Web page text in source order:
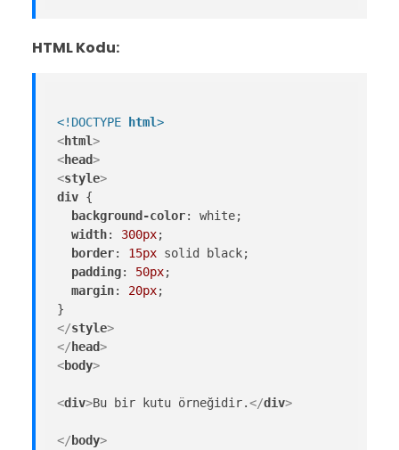
HTML Kodu:
<!DOCTYPE html>
<html>
<head>
<style>
div {
background-color: white;
width: 300px;
border: 15px solid black;
padding: 50px;
margin: 20px;
</style>
</ head>
<body>
<div>Bu bir kutu örneğidir.</div>
</ body>